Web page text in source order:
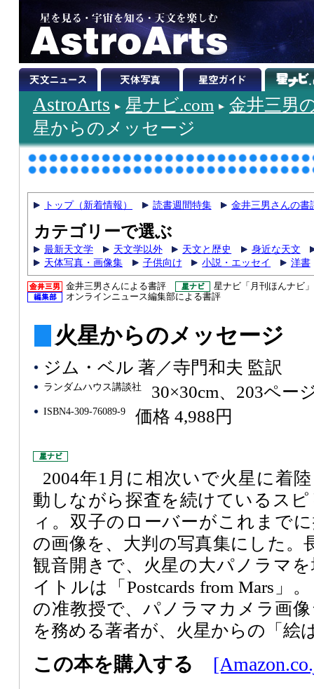
AstroArts 星ナビ.com
金井三男
星からのメッセージ
トップ（新着情報） 読書週間特集 金井三男さんの書
カテゴリーで選ぶ
最新天文学 天文学以外 天文と歴史
身近な天文
天体写真・画像集
子供向け 小説・エッセイ 洋書
金井三男さんによる書評
星ナビ「月刊ほんナビ
オンラインニュース編集部による書評
火星からのメッセージ
ジム・ベル 著／寺門和夫 監訳
ランダムハウス講談社 30×30cm、203ペー
ISBN4-309-76089-9 価格 4,988円
2004年1月に相次いで火星に着
動しながら探査を続けているス
ィ。双子のローバーがこれまで
の画像を、大判の写真集にした。
観音開きで、火星の大パノラマ
イトルは「Postcards from Mars」
の准教授で、パノラマカメラ画
を務める著者が、火星からの「絵
この本を購入する